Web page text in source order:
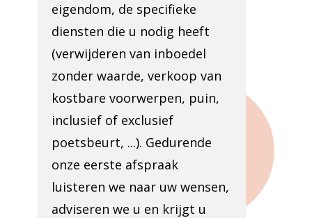
eigendom, de specifieke
diensten die u nodig heeft
(verwijderen van inboedel
zonder waarde, verkoop van
kostbare voorwerpen, puin,
inclusief of exclusief
poetsbeurt, ...). Gedurende
onze eerste afspraak
luisteren we naar uw wensen,
adviseren we u en krijgt u